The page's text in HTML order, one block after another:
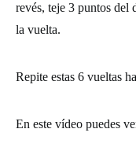
revés, teje 3 puntos del
la vuelta.
Repite estas 6 vueltas
En este vídeo puedes